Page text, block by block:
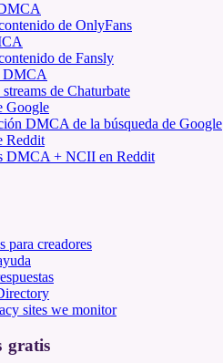
de OnlyFans
de Fansly
DMCA
de Chaturbate
Google
DMCA de la búsqueda de Google
Reddit
DMCA + NCII en Reddit
para creadores
sites we monitor
gratis